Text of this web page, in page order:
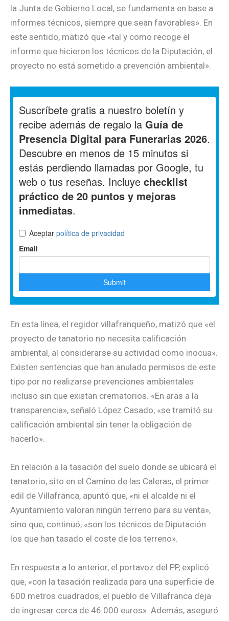
la Junta de Gobierno Local, se fundamenta en base a
informes técnicos, siempre que sean favorables». En
este sentido, matizó que «tal y como recoge el
informe que hicieron los técnicos de la Diputación, el
proyecto no está sometido a prevención ambiental».
En esta línea, el regidor villafranqueño, matizó que «el
proyecto de tanatorio no necesita calificación
ambiental, al considerarse su actividad como inocua».
Existen sentencias que han anulado permisos de este
tipo por no realizarse prevenciones ambientales
incluso sin que existan crematorios. «En aras a la
transparencia», señaló López Casado, «se tramitó su
calificación ambiental sin tener la obligación de
hacerlo».
En relación a la tasación del suelo donde se ubicará el
tanatorio, sito en el Camino de las Caleras, el primer
edil de Villafranca, apuntó que, «ni el alcalde ni el
Ayuntamiento valoran ningún terreno para su venta»,
sino que, continuó, «son los técnicos de Diputación
los que han tasado el coste de los terreno».
En respuesta a lo anterior, el portavoz del PP, explicó
que, «con la tasación realizada para una superficie de
600 metros cuadrados, el pueblo de Villafranca deja
de ingresar cerca de 46.000 euros». Además, aseguró